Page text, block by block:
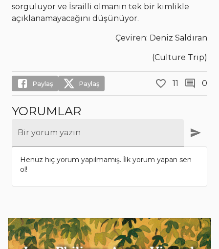
sorguluyor ve İsrailli olmanın tek bir kimlikle
açıklanamayacağını düşünüyor.
Çeviren: Deniz Saldıran
(Culture Trip)
Paylaş Paylaş 11 0
YORUMLAR
Bir yorum yazın
Henüz hiç yorum yapılmamış. İlk yorum yapan sen
ol!